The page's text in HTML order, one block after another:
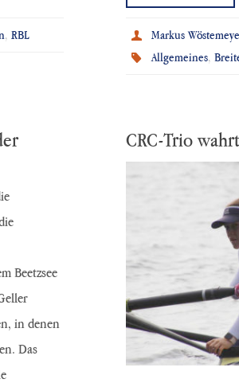
, RBL Markus
Allgemeines,
Beetzsee
in denen
Das
CRC-Trio